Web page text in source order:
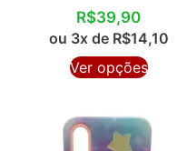
R$39,90
ou 3x de R$14,10
Ver opções